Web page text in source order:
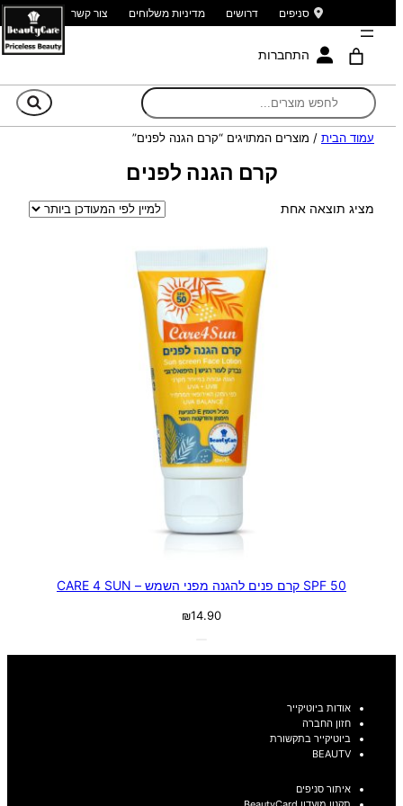
סניפים דרושים מדיניות משלוחים צור קשר
התחברות
עמוד הבית / מוצרים המתויגים “קרם הגנה לפנים”
קרם הגנה לפנים
מציג תוצאה אחת
SPF 50 קרם פנים להגנה מפני השמש – CARE 4 SUN
₪14.90
אודות ביוטיקייר
חזון החברה
ביוטיקייר בתקשורת
BEAUTV
איתור סניפים